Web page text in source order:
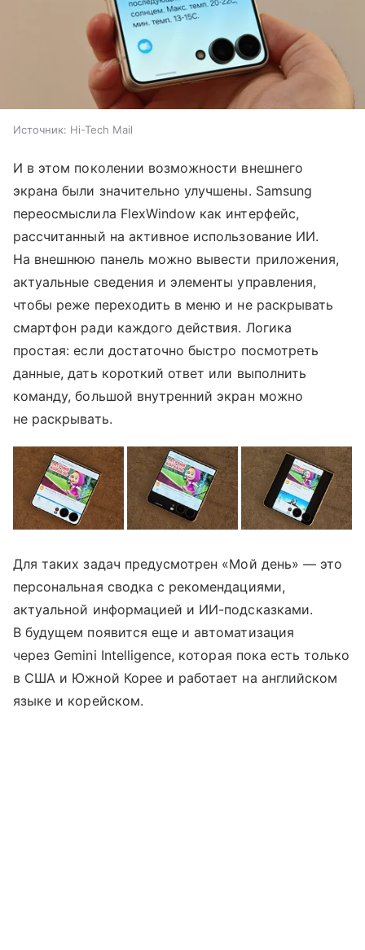
Источник: Hi-Tech Mail
И в этом поколении возможности внешнего
экрана были значительно улучшены. Samsung
переосмыслила FlexWindow как интерфейс,
рассчитанный на активное использование ИИ.
На внешнюю панель можно вывести приложения,
актуальные сведения и элементы управления,
чтобы реже переходить в меню и не раскрывать
смартфон ради каждого действия. Логика
простая: если достаточно быстро посмотреть
данные, дать короткий ответ или выполнить
команду, большой внутренний экран можно
не раскрывать.
Для таких задач предусмотрен «Мой день» — это
персональная сводка с рекомендациями,
актуальной информацией и ИИ-подсказками.
В будущем появится еще и автоматизация
через Gemini Intelligence, которая пока есть только
в США и Южной Корее и работает на английском
языке и корейском.